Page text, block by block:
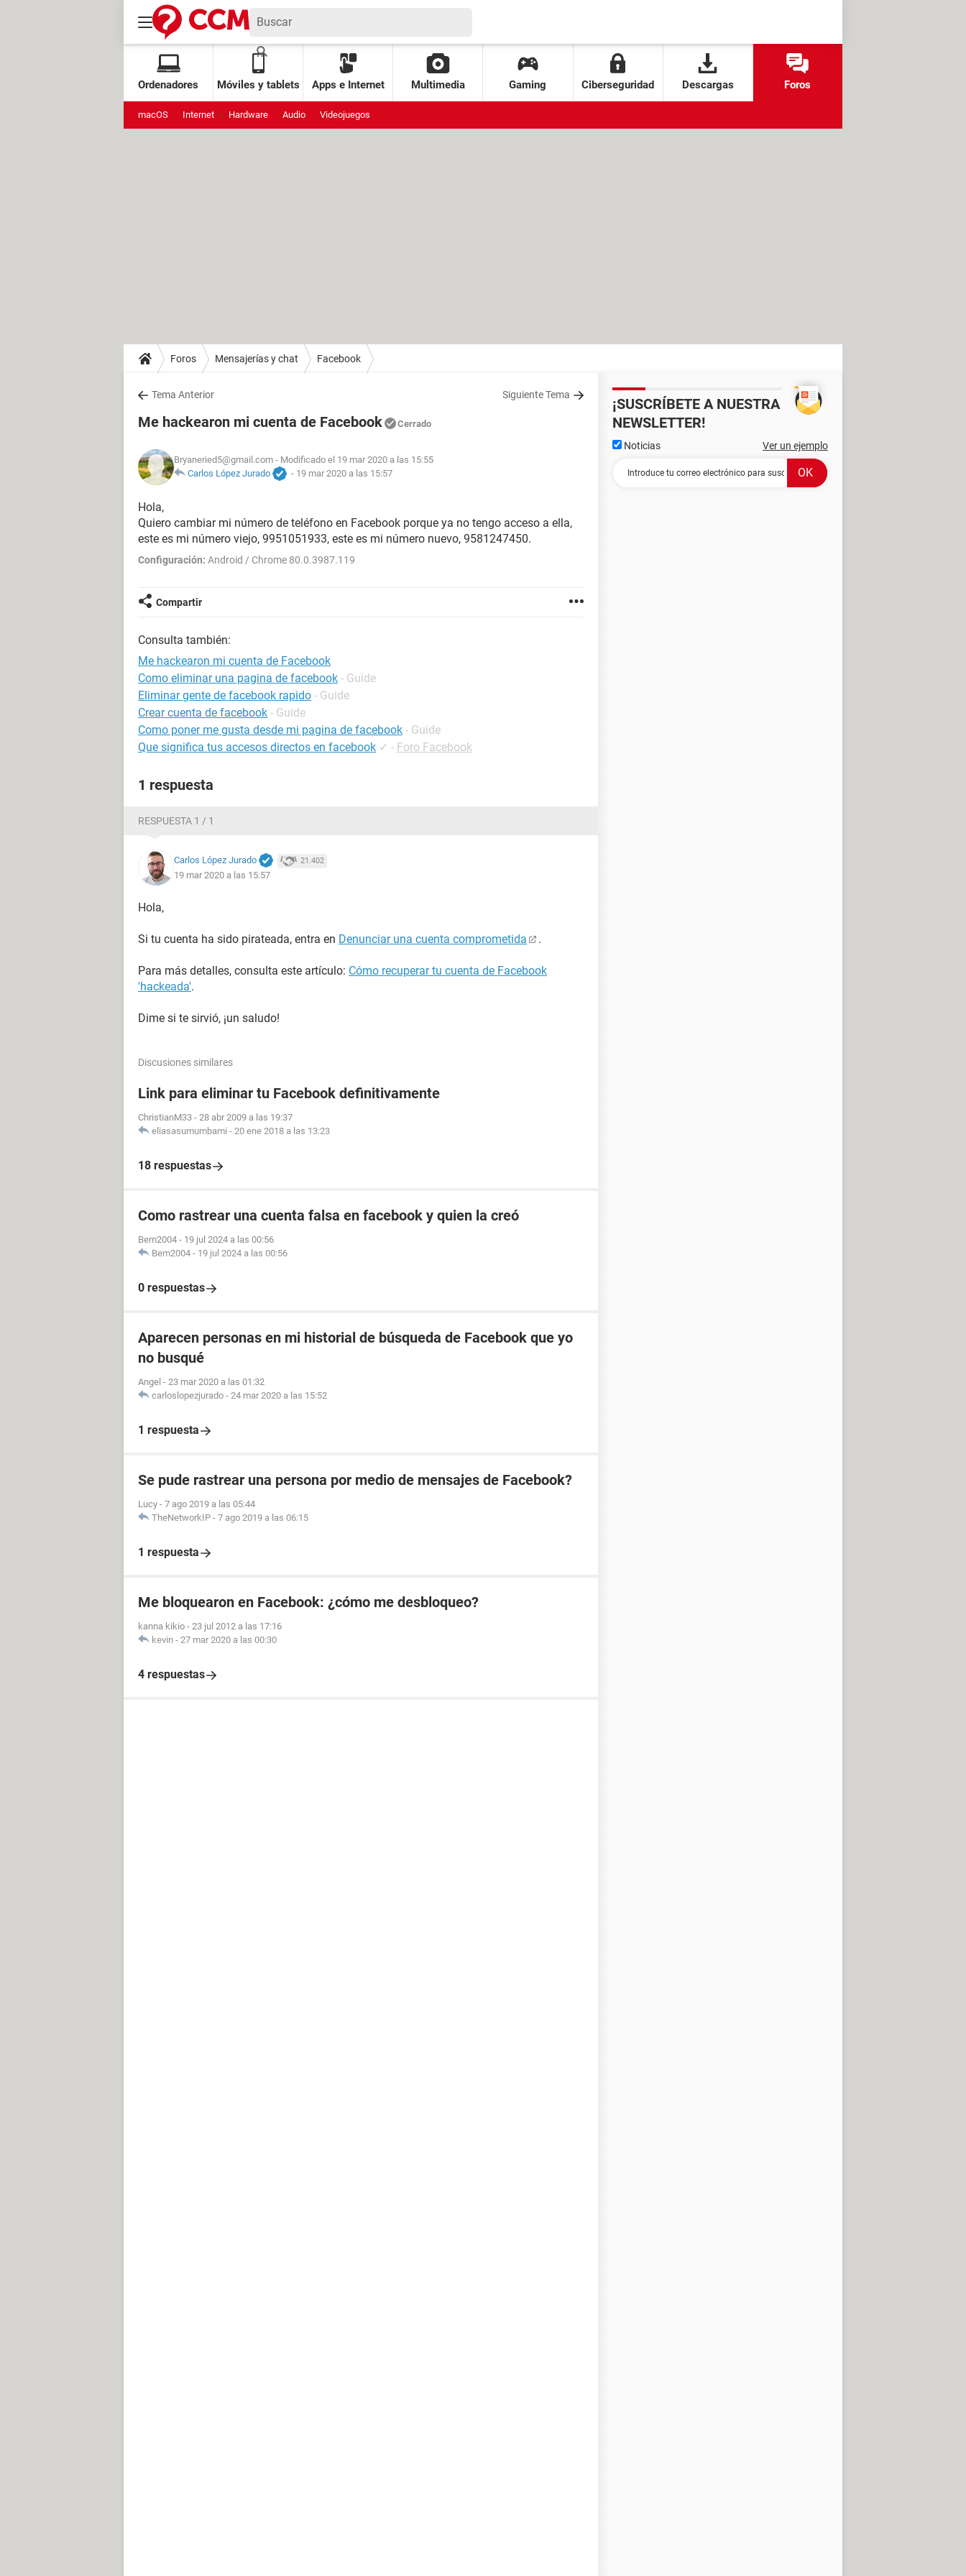
Ordenadores Móviles y tablets Apps e Internet Multimedia Gaming Ciberseguridad Descargas Foros
macOS Internet Hardware Audio Videojuegos
Foros Mensajerías y chat Facebook
Tema Anterior Siguiente Tema
Me hackearon mi cuenta de Facebook Cerrado
Bryaneried5@gmail.com - Modificado el 19 mar 2020 a las 15:55
Carlos López Jurado
- 19 mar 2020 a las 15:57
Hola,
Quiero cambiar mi número de teléfono en Facebook porque ya no tengo acceso a ella,
este es mi número viejo, 9951051933, este es mi número nuevo, 9581247450.
Configuración: Android / Chrome 80.0.3987.119
Compartir
Consulta también:
Me hackearon mi cuenta de Facebook
Como eliminar una pagina de facebook - Guide
Eliminar gente de facebook rapido - Guide
Crear cuenta de facebook - Guide
Como poner me gusta desde mi pagina de facebook - Guide
Que significa tus accesos directos en facebook ✓ - Foro Facebook
1 respuesta
RESPUESTA 1 / 1
Carlos López Jurado 21.402
19 mar 2020 a las 15:57
Hola,
Si tu cuenta ha sido pirateada, entra en Denunciar una cuenta comprometida .
Para más detalles, consulta este artículo: Cómo recuperar tu cuenta de Facebook
'hackeada'.
Dime si te sirvió, ¡un saludo!
Discusiones similares
Link para eliminar tu Facebook definitivamente
ChristianM33 - 28 abr 2009 a las 19:37
eliasasumumbami - 20 ene 2018 a las 13:23
18 respuestas
Como rastrear una cuenta falsa en facebook y quien la creó
Bem2004 - 19 jul 2024 a las 00:56
Bem2004 - 19 jul 2024 a las 00:56
0 respuestas
Aparecen personas en mi historial de búsqueda de Facebook que yo
no busqué
Angel - 23 mar 2020 a las 01:32
carloslopezjurado - 24 mar 2020 a las 15:52
1 respuesta
Se pude rastrear una persona por medio de mensajes de Facebook?
Lucy - 7 ago 2019 a las 05:44
TheNetworkIP - 7 ago 2019 a las 06:15
1 respuesta
Me bloquearon en Facebook: ¿cómo me desbloqueo?
kanna kikio - 23 jul 2012 a las 17:16
kevin - 27 mar 2020 a las 00:30
4 respuestas
¡SUSCRÍBETE A NUESTRA
NEWSLETTER!
Noticias Ver un ejemplo